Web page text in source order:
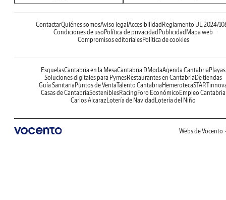
ContactarQuiénes somosAviso legalAccesibilidadReglamento UE 2024/
Condiciones de usoPolítica de privacidadPublicidadMapa web
Compromisos editorialesPolítica de cookies
EsquelasCantabria en la MesaCantabria DModaAgenda CantabriaPlayas
Soluciones digitales para PymesRestaurantes en CantabriaDe tiendas
Guía SanitariaPuntos de VentaTalento CantabriaHemeroteca
Casas de CantabriaSosteniblesRacingForo EconómicoEmpleo Cantabria
Carlos AlcarazLotería de NavidadLotería del Niño
Webs de Vocento